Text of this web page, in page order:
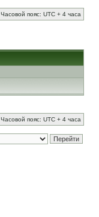
Часовой пояс: UTC + 4 часа
Часовой пояс: UTC + 4 часа